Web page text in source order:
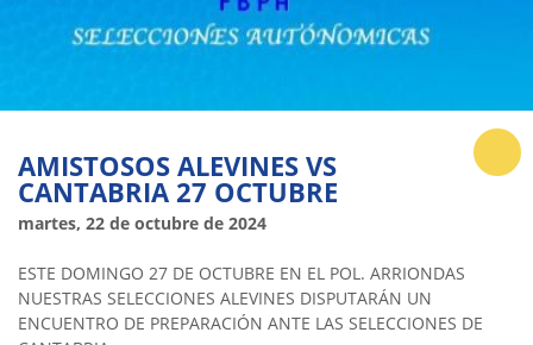
AMISTOSOS ALEVINES VS
CANTABRIA 27 OCTUBRE
martes, 22 de octubre de 2024
ESTE DOMINGO 27 DE OCTUBRE EN EL POL. ARRIONDAS
NUESTRAS SELECCIONES ALEVINES DISPUTARÁN UN
ENCUENTRO DE PREPARACIÓN ANTE LAS SELECCIONES DE